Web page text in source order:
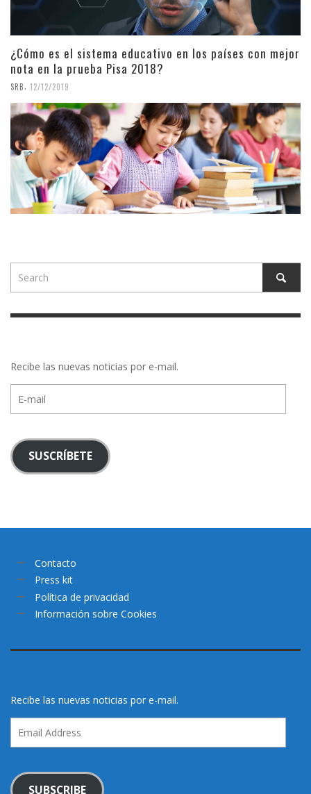
¿Cómo es el sistema educativo en los países con mejor
nota en la prueba Pisa 2018?
SRB 12/12/2019
Recibe las nuevas noticias por e-mail.
mail
SUSCRÍBETE
Contacto
Press kit
Política de privacidad
Información sobre Cookies
Recibe las nuevas noticias por e-mail.
Address
SUBSCRIBE